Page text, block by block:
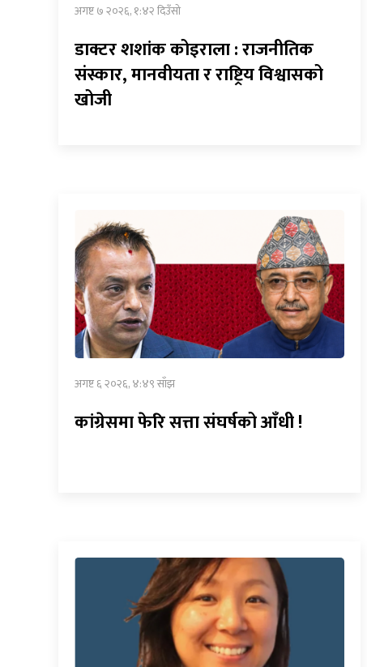
अगष्ट ७ २०२६, १:४२ दिउँसो
डाक्टर शशांक कोइराला : राजनीतिक
संस्कार, मानवीयता र राष्ट्रिय विश्वासको
खोजी
अगष्ट ६ २०२६, ४:४९ साँझ
कांग्रेसमा फेरि सत्ता संघर्षको आँधी !